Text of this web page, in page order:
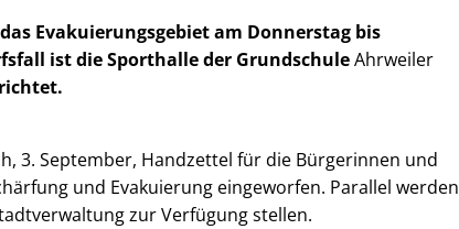
das Evakuierungsgebiet am Donnerstag bis
ist die Sporthalle der GrundschuleAhrweiler
3. September, Handzettel für die Bürgerinnen und
und Evakuierung eingeworfen. Parallel werden
zur Verfügung stellen.